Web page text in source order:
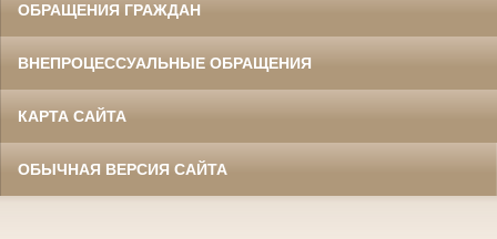
ОБРАЩЕНИЯ ГРАЖДАН
ВНЕПРОЦЕССУАЛЬНЫЕ ОБРАЩЕНИЯ
КАРТА САЙТА
ОБЫЧНАЯ ВЕРСИЯ САЙТА